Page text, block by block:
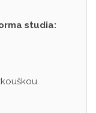
studia: